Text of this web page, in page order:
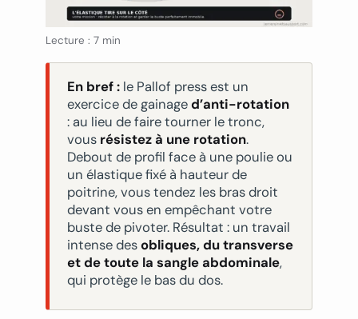
Lecture : 7 min
En bref :le Pallof press est un
exercice de gainaged’anti-rotation
: au lieu de faire tourner le tronc,
vous résistez à une rotation.
Debout de profil face à une poulie ou
un élastique fixé à hauteur de
poitrine, vous tendez les bras droit
devant vous en empêchant votre
buste de pivoter. Résultat : un travail
intense desobliques, du transverse
et de toute la sangle abdominale,
qui protège le bas du dos.